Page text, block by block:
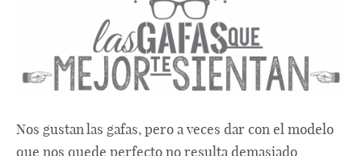
Nos gustan las gafas, pero a veces dar con el modelo
que nos quede perfecto no resulta demasiado